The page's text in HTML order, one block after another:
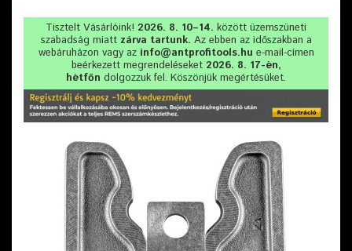
Tisztelt Vásárlóink! 2026. 8. 10–14. között üzemszüneti
szabadság miatt zárva tartunk. Az ebben az időszakban a
webáruházon vagy az info@antprofitools.hu e-mail-címen
beérkezett megrendeléseket 2026. 8. 17-én,
hétfőn dolgozzuk fel. Köszönjük megértésüket.